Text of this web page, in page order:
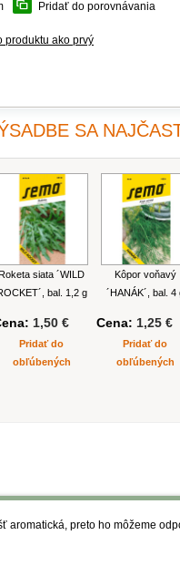
Pridať do porovnávania
produktu ako prvý
SA
siata ´WILD
bal. 1,2 g
1,50 €
Pridať do
obľúbených
Kôpor voňavý
´HANÁK´, bal. 4
Cena: 1,25 €
Pridať do
obľúbených
preto ho môžeme